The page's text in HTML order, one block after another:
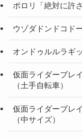
ポロリ「絶対に許
ウゾダドンドコド
オンドゥルルラギ
仮面ライダーブレ
（土手自転車）
仮面ライダーブレ
（中サイズ）